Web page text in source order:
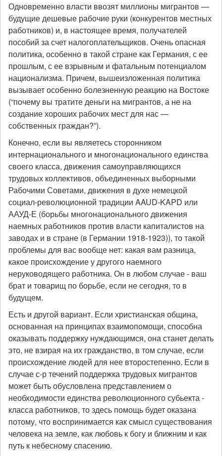
Одновременно власти ввозят миллионы мигрантов —
будущие дешевые рабочие руки (конкурентов местных
работников) и, в настоящее время, получателей
пособий за счет налогоплательщиков. Очень опасная
политика, особенно в такой стране как Германия, с ее
прошлым, с ее взрывным и фатальным потенциалом
национализма. Причем, вышеизложенная политика
вызывает особенно болезненную реакцию на Востоке
(“почему вы тратите деньги на мигрантов, а не на
создание хороших рабочих мест для нас —
собственных граждан?”).
Конечно, если вы являетесь сторонником
интернационального и многонационального единства
своего класса, движения самоуправляющихся
трудовых коллективов, объединенных выборными
Рабочими Советами, движения в духе немецкой
социал-революционной традиции AAUD-KAPD или
ААУД-Е (борьбы многонационального движения
наемных работников против власти капиталистов на
заводах и в стране (в Германии 1918-1923)), то такой
проблемы для вас вообще нет: какая вам разница,
какое происхождение у другого наемного
неруководящего работника. Он в любом случае - ваш
брат и товарищ по борьбе, если не сегодня, то в
будущем.
Есть и другой вариант. Если христианская община,
основанная на принципах взаимопомощи, способна
оказывать поддержку нуждающимся, она станет делать
это, не взирая на их гражданство, в том случае, если
происхождение людей для нее второстепенно. Если в
случае с-р течений поддержка трудовых мигрантов
может быть обусловлена представлением о
необходимости единства революционного субьекта -
класса работников, то здесь помощь будет оказана
потому, что воспринимается как смысл существования
человека на земле, как любовь к богу и ближним и как
путь к небесному спасению.